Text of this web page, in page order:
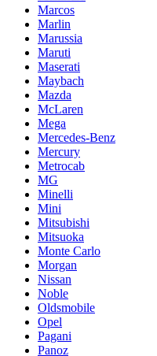
Marcos
Marlin
Marussia
Maruti
Maserati
Maybach
Mazda
McLaren
Mega
Mercedes-Benz
Mercury
Metrocab
MG
Minelli
Mini
Mitsubishi
Mitsuoka
Monte Carlo
Morgan
Nissan
Noble
Oldsmobile
Opel
Pagani
Panoz